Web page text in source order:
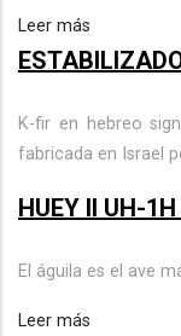
Leer más
K-fir en hebreo
fabricada en Israel
HUEY ll UH-
El águila es el ave
Leer más